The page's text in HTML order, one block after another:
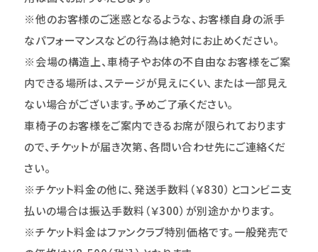
※他のお客様のご迷惑となるような、お客様自身の派手
なパフォーマンスなどの行為は絶対にお止めください。
※会場の構造上、車椅子やお体の不自由なお客様をご案
内できる場所は、ステージが見えにくい、または一部見え
ない場合がございます。予めご了承ください。
車椅子のお客様をご案内できるお席が限られております
ので、チケットが届き次第、各問い合わせ先にご連絡くだ
さい。
※チケット料金の他に、発送手数料（￥830）とコンビニ支
払いの場合は振込手数料（￥300）が別途かかります。
※チケット料金はファンクラブ特別価格です。一般発売で